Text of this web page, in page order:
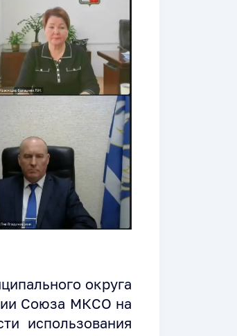
округа
Союза МКСО на
использования